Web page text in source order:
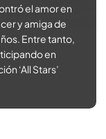
el amor en
y amiga de
Entre tanto,
en
‘All Stars’